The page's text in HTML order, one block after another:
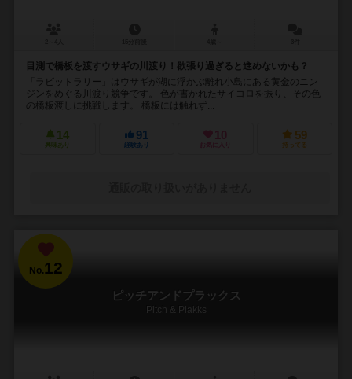
目測で橋板を渡すウサギの川渡り！欲張り過ぎると進めないかも？
「ラビットラリー」はウサギが湖に浮かぶ離れ小島にある黄金のニン
ジンをめぐる川渡り競争です。 色が書かれたサイコロを振り、その色
の橋板渡しに挑戦します。 橋板には触れず...
14
興味あり
91
経験あり
10
お気に入り
59
持ってる
No.12
ピッチアンドプラックス
Pitch & Plakks